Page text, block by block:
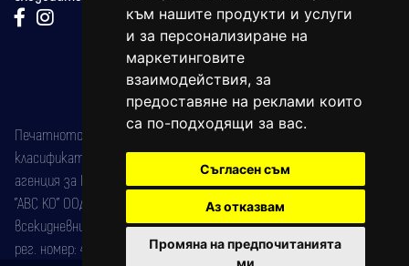
към нашите продукти и услуги
и за персонализиране на
маркетинговите
взаимодействия, за
предоставяне на реклами които
са по-подходящи за вас.
Съгласен съм
Аз отказвам
Промяна на предпочитанията
ми
Печатното издание на вестника е регистрирано в националния
класификатор на печатните издания (Българска национална
агенция за ISSN) под номер: ISSN 1312-4722.
"АВС КО" ООД е притежател на марката: Вяра информационен
всекидневник на югозападна България, със свидетелство за марка
рег. номер: 47857/11.05.2004 година.